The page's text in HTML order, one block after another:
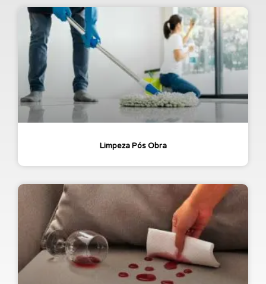
Limpeza Pós Obra